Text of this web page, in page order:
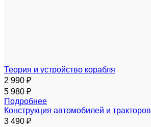
Теория и устройство корабля
2 990 ₽
5 980 ₽
Подробнее
Конструкция автомобилей и тракторов
3 490 ₽